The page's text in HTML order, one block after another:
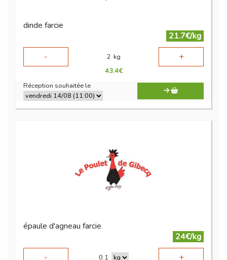
dinde farcie
21.7€/kg
-
2 kg +
43.4€
Réception souhaitée le
épaule d'agneau farcie
24€/kg
-
0.1 +